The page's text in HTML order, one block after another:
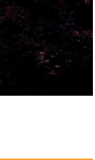
2...
Anzeige